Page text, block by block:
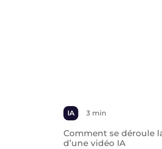
IA 3 min
Comment se déroule
d’une vidéo IA